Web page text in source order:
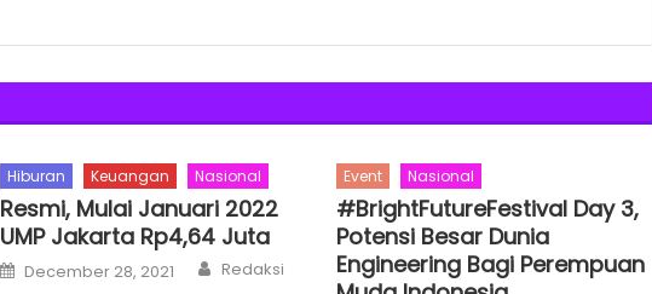
Hiburan Keuangan Nasional
Resmi, Mulai Januari 2022
UMP Jakarta Rp4,64 Juta
Posted
on
December 28, 2021 Author
Redaksi
Event Nasional
#BrightFutureFestival Day 3,
Potensi Besar Dunia
Engineering Bagi Perempuan